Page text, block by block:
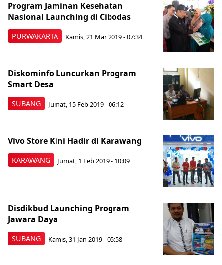
PURWAKARTA
Program Jaminan Kesehatan
Nasional Launching di Cibodas
Kamis, 21 Mar 2019 - 07:34
SUBANG
Diskominfo Luncurkan Program
Smart Desa
Jumat, 15 Feb 2019 - 06:12
KARAWANG
Vivo Store Kini Hadir di Karawang
Jumat, 1 Feb 2019 - 10:09
SUBANG
Disdikbud Launching Program
Jawara Daya
Kamis, 31 Jan 2019 - 05:58